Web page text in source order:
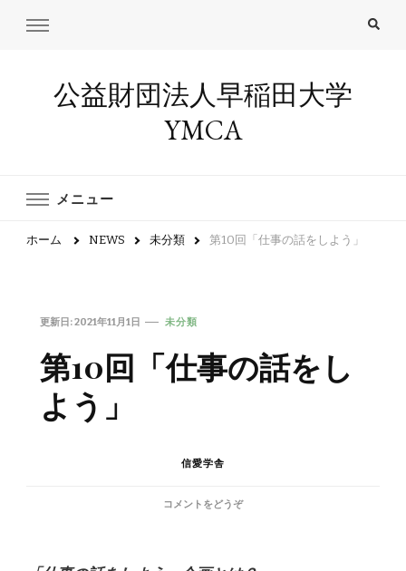
公益財団法人早稲田大学
YMCA
メニュー
ホーム NEWS 未分類 第10回「仕事の話をしよう」
更新日:2021年11月1日 未分類
第10回「仕事の話をし
よう」
信愛学舎
コメントをどうぞ(第